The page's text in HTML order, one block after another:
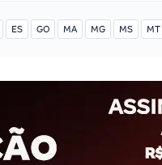
ES GO MA MG MS MT